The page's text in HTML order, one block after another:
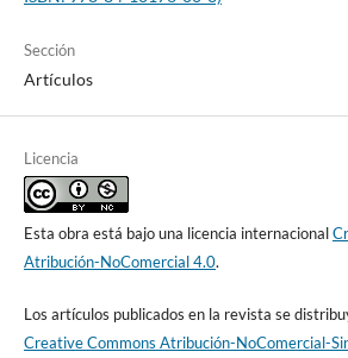
Sección
Artículos
Licencia
Esta obra está bajo una licencia internacional
Atribución-NoComercial 4.0.
Los artículos publicados en la revista se
Creative Commons Atribución-NoComercial-